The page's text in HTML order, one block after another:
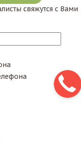
свяжутся с Вами